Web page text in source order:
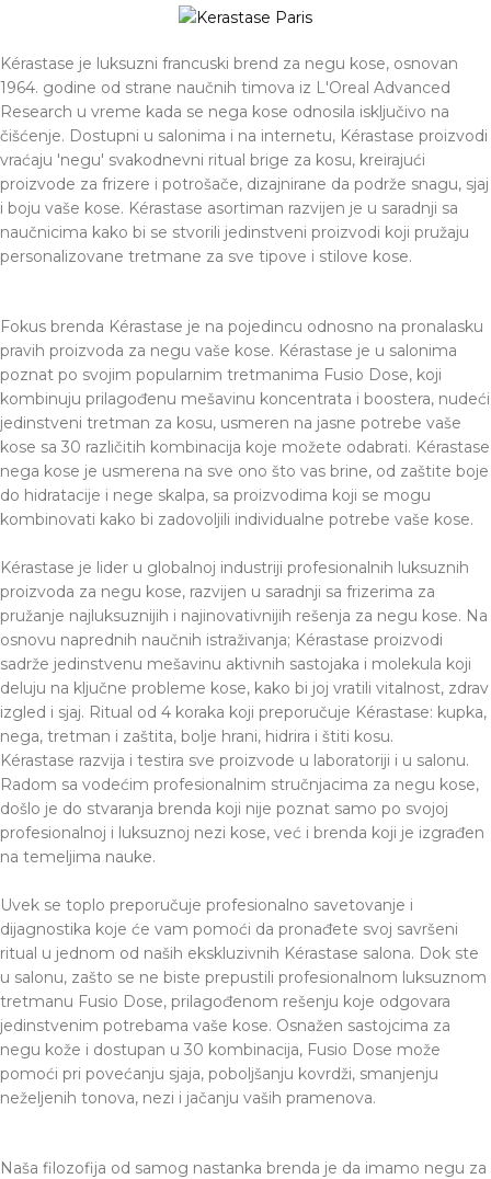
Kérastase je luksuzni francuski brend za negu kose, osnovan
1964. godine od strane naučnih timova iz L'Oreal Advanced
Research u vreme kada se nega kose odnosila isključivo na
čišćenje. Dostupni u salonima i na internetu, Kérastase proizvodi
vraćaju 'negu' svakodnevni ritual brige za kosu, kreirajući
proizvode za frizere i potrošače, dizajnirane da podrže snagu, sjaj
i boju vaše kose. Kérastase asortiman razvijen je u saradnji sa
naučnicima kako bi se stvorili jedinstveni proizvodi koji pružaju
personalizovane tretmane za sve tipove i stilove kose.
Fokus brenda Kérastase je na pojedincu odnosno na pronalasku
pravih proizvoda za negu vaše kose. Kérastase je u salonima
poznat po svojim popularnim tretmanima Fusio Dose, koji
kombinuju prilagođenu mešavinu koncentrata i boostera, nudeći
jedinstveni tretman za kosu, usmeren na jasne potrebe vaše
kose sa 30 različitih kombinacija koje možete odabrati. Kérastase
nega kose je usmerena na sve ono što vas brine, od zaštite boje
do hidratacije i nege skalpa, sa proizvodima koji se mogu
kombinovati kako bi zadovoljili individualne potrebe vaše kose.
Kérastase je lider u globalnoj industriji profesionalnih luksuznih
proizvoda za negu kose, razvijen u saradnji sa frizerima za
pružanje najluksuznijih i najinovativnijih rešenja za negu kose. Na
osnovu naprednih naučnih istraživanja; Kérastase proizvodi
sadrže jedinstvenu mešavinu aktivnih sastojaka i molekula koji
deluju na ključne probleme kose, kako bi joj vratili vitalnost, zdrav
izgled i sjaj. Ritual od 4 koraka koji preporučuje Kérastase: kupka,
nega, tretman i zaštita, bolje hrani, hidrira i štiti kosu.
Kérastase razvija i testira sve proizvode u laboratoriji i u salonu.
Radom sa vodećim profesionalnim stručnjacima za negu kose,
došlo je do stvaranja brenda koji nije poznat samo po svojoj
profesionalnoj i luksuznoj nezi kose, već i brenda koji je izgrađen
na temeljima nauke.
Uvek se toplo preporučuje profesionalno savetovanje i
dijagnostika koje će vam pomoći da pronađete svoj savršeni
ritual u jednom od naših ekskluzivnih Kérastase salona. Dok ste
u salonu, zašto se ne biste prepustili profesionalnom luksuznom
tretmanu Fusio Dose, prilagođenom rešenju koje odgovara
jedinstvenim potrebama vaše kose. Osnažen sastojcima za
negu kože i dostupan u 30 kombinacija, Fusio Dose može
pomoći pri povećanju sjaja, poboljšanju kovrdži, smanjenju
neželjenih tonova, nezi i jačanju vaših pramenova.
Naša filozofija od samog nastanka brenda je da imamo negu za